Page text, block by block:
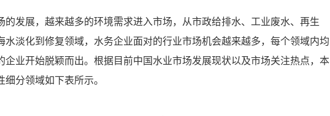
的发展，越来越多的环境需求进入市场，从市政给排水、工业废水、再生
水淡化到修复领域，水务企业面对的行业市场机会越来越多，每个领域内均
企业开始脱颖而出。根据目前中国水业市场发展现状以及市场关注热点，本
细分领域如下表所示。